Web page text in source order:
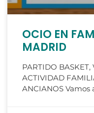
OCIO EN
MADRID
PARTIDO BASKET,
ACTIVIDAD
ANCIANOS Vamos